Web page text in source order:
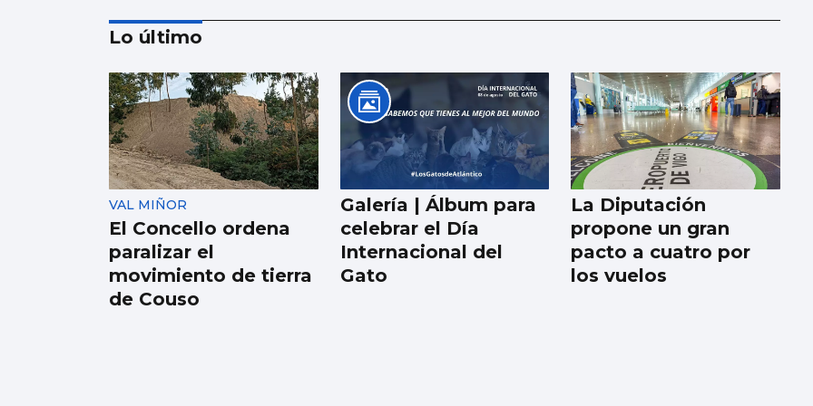
MÚSICA
Lucas Paulano
representará a
España en Eurovisión
Junior 2026
Lo último
VAL MIÑOR
El Concello ordena
paralizar el
movimiento de tierra
de Couso
Galería | Álbum para
celebrar el Día
Internacional del
Gato
La Diputación
propone un gran
pacto a cuatro por
los vuelos